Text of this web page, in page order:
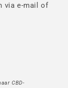
via e-mail of
CBD-